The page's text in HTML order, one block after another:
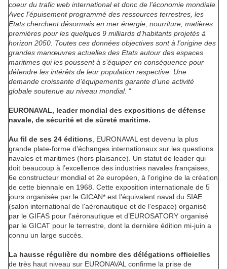
coeur du trafic web international et donc de l’économie mondiale.
Avec l'épuisement programmé des ressources terrestres, les
Etats cherchent désormais en mer énergie, nourriture, matières
premières pour les quelques 9 milliards d’habitants projetés à
horizon 2050. Toutes ces données objectives sont à l’origine des
grandes manœuvres actuelles des Etats autour des espaces
maritimes qui les poussent à s’équiper en conséquence pour
défendre les intérêts de leur population respective. Une
demande croissante d’équipements garante d’une activité
globale soutenue au niveau mondial. "
EURONAVAL, leader mondial des expositions de défense
navale, de sécurité et de sûreté maritime.
Au fil de ses 24 éditions , EURONAVAL est devenu la plus
grande plate-forme d'échanges internationaux sur les questions
navales et maritimes (hors plaisance). Un statut de leader qui
doit beaucoup à l’excellence des industries navales françaises,
6e constructeur mondial et 2e européen, à l’origine de la création
de cette biennale en 1968. Cette exposition internationale de 5
jours organisée par le GICAN* est l’équivalent naval du SIAE
(salon international de l'aéronautique et de l'espace) organisé
par le GIFAS pour l’aéronautique et d’EUROSATORY organisé
par le GICAT pour le terrestre, dont la dernière édition mi-juin a
connu un large succès.
La hausse régulière du nombre des délégations officielles
de très haut niveau sur EURONAVAL confirme la prise de